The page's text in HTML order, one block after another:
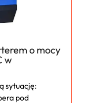
o mocy
w
sytuację:
pod